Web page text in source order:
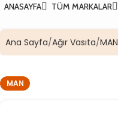
ANASAYFA TÜM MARKALAR
Ana Sayfa Ağır Vasıta MAN
MAN